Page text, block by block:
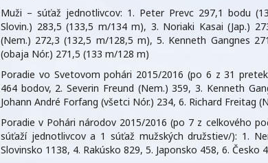
Muži – súťaž jednotlivcov: 1. Peter Prevc 297,1 bodu
Slovin.) 283,5 (133,5 m/134 m), 3. Noriaki Kasai (Jap.)
(Nem.) 272,3 (132,5 m/128,5 m), 5. Kenneth Gangnes
(obaja Nór.) 271,5 (133 m/128 m)
Poradie vo Svetovom pohári 2015/2016 (po 6 z 31
464 bodov, 2. Severin Freund (Nem.) 359, 3. Kenneth
Johann André Forfang (všetci Nór.) 234, 6. Richard Freitag
Poradie v Pohári národov 2015/2016 (po 7 z celkového
súťaží jednotlivcov a 1 súťaž mužských družstiev/): 1.
Slovinsko 1138, 4. Rakúsko 829, 5. Japonsko 458, 6. Česko